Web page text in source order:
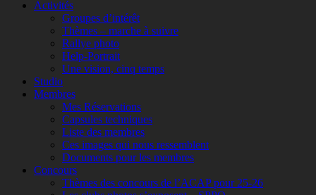
Activités
Groupes d’intérêt
Thèmes – marche à suivre
Rallye photo
Help-Portrait
Une vision, cinq temps
Studio
Membres
Mes Réservations
Capsules techniques
Liste des membres
Ces images qui nous ressemblent
Documents pour les membres
Concours
Thèmes des concours de l’ACAP pour 25-26